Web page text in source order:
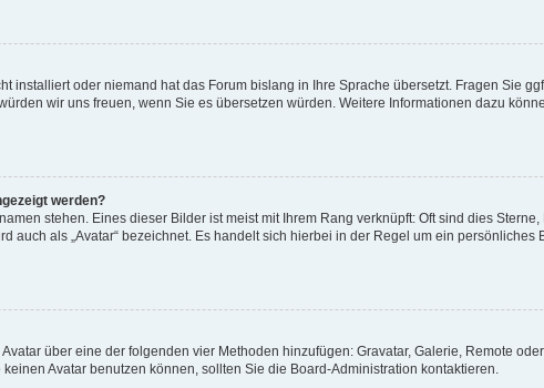
installiert oder niemand hat das Forum bislang in Ihre Sprache übersetzt. Fragen Sie
wir uns freuen, wenn Sie es übersetzen würden. Weitere Informationen dazu
werden?
stehen. Eines dieser Bilder ist meist mit Ihrem Rang verknüpft: Oft sind dies
auch als „Avatar“ bezeichnet. Es handelt sich hierbei in der Regel um ein
über eine der folgenden vier Methoden hinzufügen: Gravatar, Galerie, Remote
Avatar benutzen können, sollten Sie die Board-Administration kontaktieren.